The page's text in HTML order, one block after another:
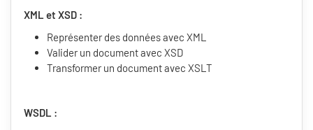
XML et XSD :
Représenter des données avec XML
Valider un document avec XSD
Transformer un document avec XSLT
WSDL :